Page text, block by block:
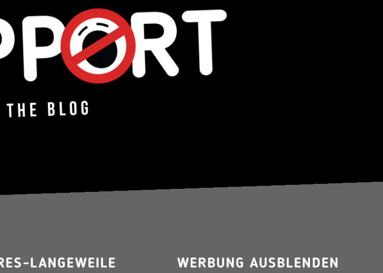
LANGEWEILE WERBUNG AUSBLENDEN